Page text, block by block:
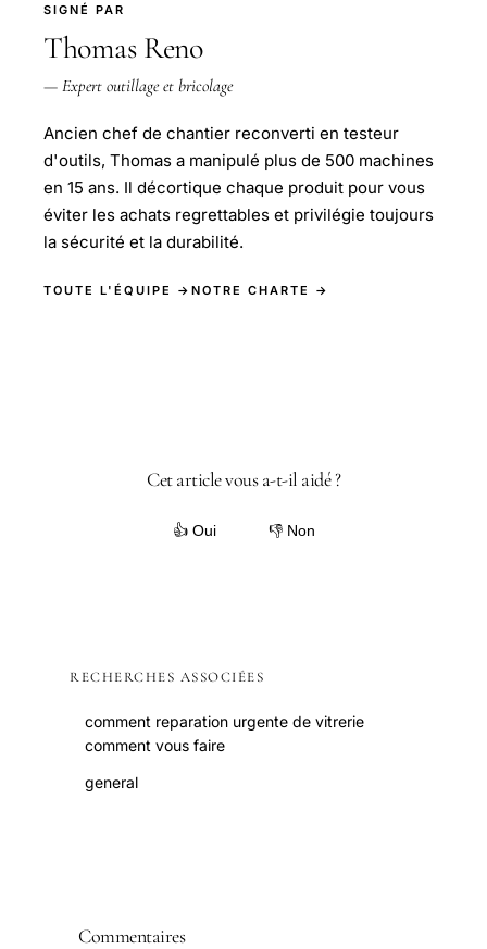
SIGNÉ PAR
Thomas Reno
— Expert outillage et bricolage
Ancien chef de chantier reconverti en testeur
d'outils, Thomas a manipulé plus de 500 machines
en 15 ans. Il décortique chaque produit pour vous
éviter les achats regrettables et privilégie toujours
la sécurité et la durabilité.
TOUTE L'ÉQUIPE → NOTRE CHARTE →
Cet article vous a-t-il aidé ?
👍 Oui 👎 Non
RECHERCHES ASSOCIÉES
comment reparation urgente de vitrerie
comment vous faire
general
Commentaires